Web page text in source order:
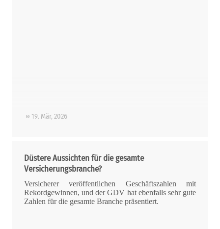
19. Mär, 2026
Düstere Aussichten für die gesamte
Versicherungsbranche?
Versicherer veröffentlichen Geschäftszahlen mit
Rekordgewinnen, und der GDV hat ebenfalls sehr gute
Zahlen für die gesamte Branche präsentiert.